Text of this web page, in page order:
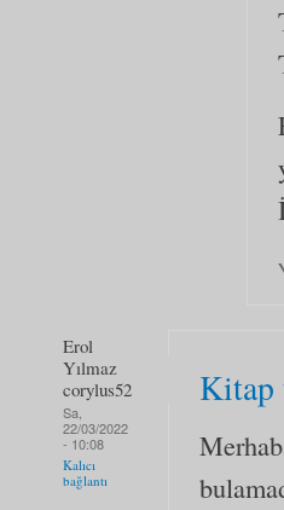
Erol
Yılmaz
corylus52
Sa,
22/03/2022
- 10:08
Kalıcı
bağlantı
Kitap